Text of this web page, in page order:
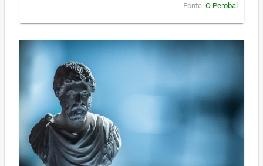
Fonte: O Perobal